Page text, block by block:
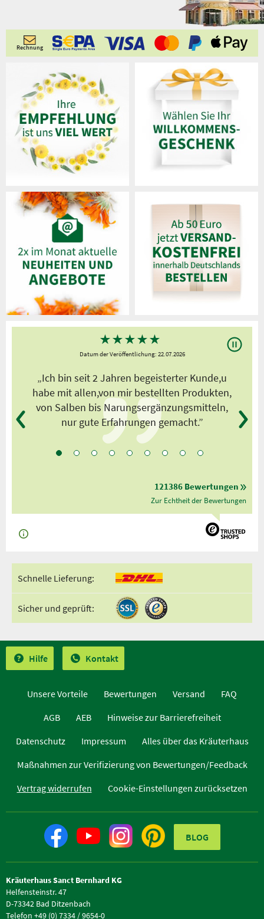
Rechnung
★★★★★
Datum der Veröffentlichung: 22.07.2026
„Ich bin seit 2 Jahren begeisterter Kunde,u
habe mit allen,von mir bestellten Produkten,
von Salben bis Narungsergänzungsmitteln,
nur gute Erfahrungen gemacht.”
121386 Bewertungen
Zur Echtheit der Bewertungen
Schnelle Lieferung:
Sicher und geprüft:
Hilfe Kontakt
Unsere Vorteile Bewertungen Versand
FAQ
AGB
AEB
Hinweise zur Barrierefreiheit
Datenschutz
Impressum
Alles über das Kräuterhaus
Maßnahmen zur Verifizierung von Bewertungen/Feedback
Vertrag widerrufen
Cookie-Einstellungen zurücksetzen
BLOG
Kräuterhaus Sanct Bernhard KG
Helfensteinstr. 47
D-73342 Bad Ditzenbach
Telefon +49 (0) 7334 / 9654-0